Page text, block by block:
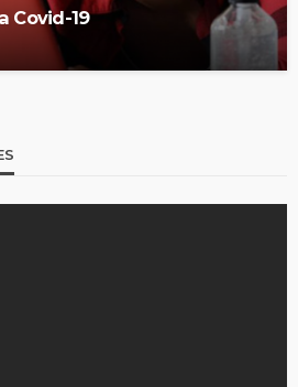
Covid-19